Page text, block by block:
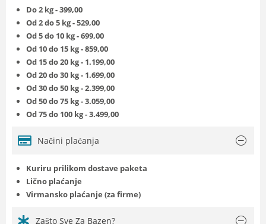
Do 2 kg - 399,00
Od 2 do 5 kg - 529,00
Od 5 do 10 kg - 699,00
Od 10 do 15 kg - 859,00
Od 15 do 20 kg - 1.199,00
Od 20 do 30 kg - 1.699,00
Od 30 do 50 kg - 2.399,00
Od 50 do 75 kg - 3.059,00
Od 75 do 100 kg - 3.499,00
Načini plaćanja
Kuriru prilikom dostave paketa
Lično plaćanje
Virmansko plaćanje (za firme)
Zašto Sve Za Bazen?